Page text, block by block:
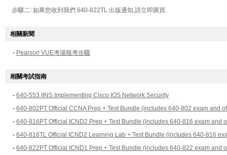
步驟二: 如果您收到我們 640-822TL 出版通知,請立即購買.
相關新聞
- Pearson VUE考場報考步驟
相關考試指南
- 640-553 IINS Implementing Cisco IOS Network Security
- 640-802PT Official CCNA Prep + Test Bundle (includes 640-802 exam and
- 640-816PT Official ICND2 Prep + Test Bundle (includes 640-816 exam and
- 640-816TL Official ICND2 Learning Lab + Test Bundle (includes 640-816
- 640-822PT Official ICND1 Prep + Test Bundle (includes 640-822 exam and